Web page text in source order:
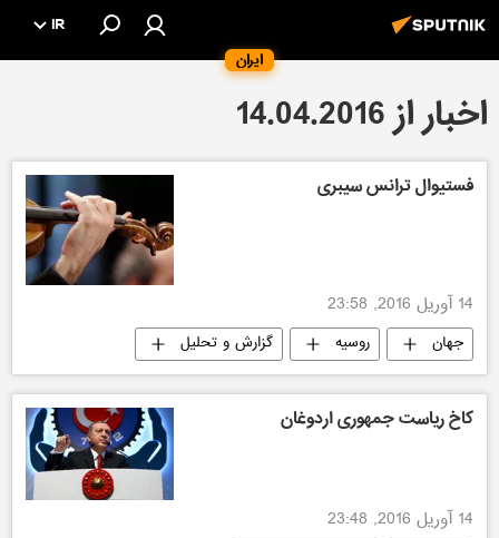
ایران
IR
اخبار از 14.04.2016
فستیوال ترانس سیبری
14 آوریل 2016, 23:58
جهان روسیه گزارش و تحلیل
کاخ ریاست جمهوری اردوغان
14 آوریل 2016, 23:48